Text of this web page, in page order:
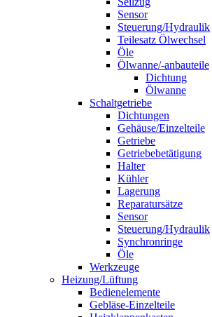
Sensor
Steuerung/Hydraulik
Teilesatz Ölwechsel
Öle
Ölwanne/-anbauteile
Dichtung
Ölwanne
Schaltgetriebe
Dichtungen
Gehäuse/Einzelteile
Getriebe
Getriebebetätigung
Halter
Kühler
Lagerung
Reparatursätze
Sensor
Steuerung/Hydraulik
Synchronringe
Öle
Werkzeuge
Heizung/Lüftung
Bedienelemente
Gebläse-Einzelteile